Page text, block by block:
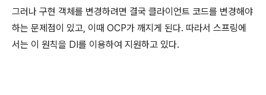
그러나 구현 객체를 변경하려면 결국 클라이언트 코드를 변경해야
하는 문제점이 있고, 이때 OCP가 깨지게 된다. 따라서 스프링에
서는 이 원칙을 DI를 이용하여 지원하고 있다.